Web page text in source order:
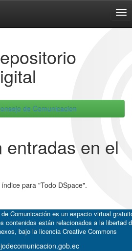
de Comunicacion
entradas en el
para "Todo DSpace".
Comunicación es un espacio virtual
contenidos están relacionados a la libertad
bajo la licencia Creative Commons